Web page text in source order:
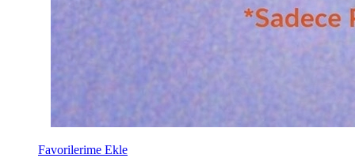
Favorilerime Ekle